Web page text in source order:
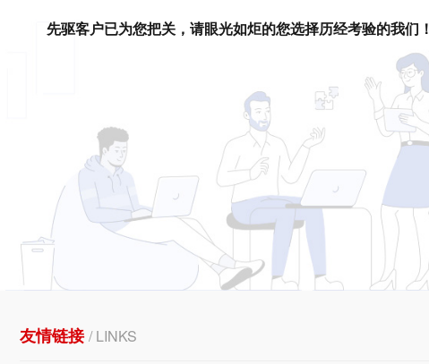
先驱客户已为您把关，请眼光如炬的您选择历经考验的我们！
友情链接/ LINKS